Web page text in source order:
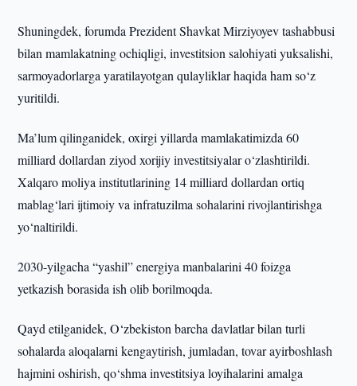
Shuningdek, forumda Prezident Shavkat Mirziyoyev tashabbusi
bilan mamlakatning ochiqligi, investitsion salohiyati yuksalishi,
sarmoyadorlarga yaratilayotgan qulayliklar haqida ham so‘z
yuritildi.
Ma’lum qilinganidek, oxirgi yillarda mamlakatimizda 60
milliard dollardan ziyod xorijiy investitsiyalar o‘zlashtirildi.
Xalqaro moliya institutlarining 14 milliard dollardan ortiq
mablag‘lari ijtimoiy va infratuzilma sohalarini rivojlantirishga
yo‘naltirildi.
2030-yilgacha “yashil” energiya manbalarini 40 foizga
yetkazish borasida ish olib borilmoqda.
Qayd etilganidek, O‘zbekiston barcha davlatlar bilan turli
sohalarda aloqalarni kengaytirish, jumladan, tovar ayirboshlash
hajmini oshirish, qo‘shma investitsiya loyihalarini amalga